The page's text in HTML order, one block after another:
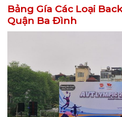
Bảng Gía Các Loại
Quận Ba Đình